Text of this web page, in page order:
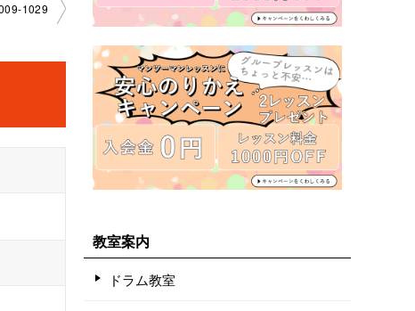
1029
教室案内
ドラム教室